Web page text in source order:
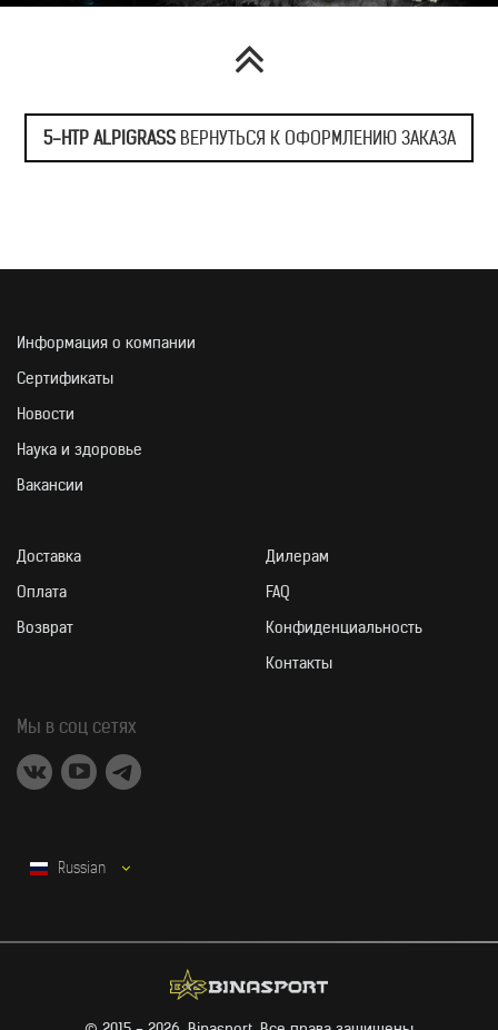
ИНГРЕДИЕНТНЫЙ
ОБЛАСТЬ
ФОРМА
5-HTP ALPIGRASSВЕРНУТЬСЯ К ОФОРМЛЕНИЮ ЗАКАЗА
Информация о компании
Сертификаты
Новости
Наука и здоровье
Вакансии
Доставка
Оплата
Возврат
Дилерам
FAQ
Конфиденциальность
Контакты
Мы в соц сетях
Russian